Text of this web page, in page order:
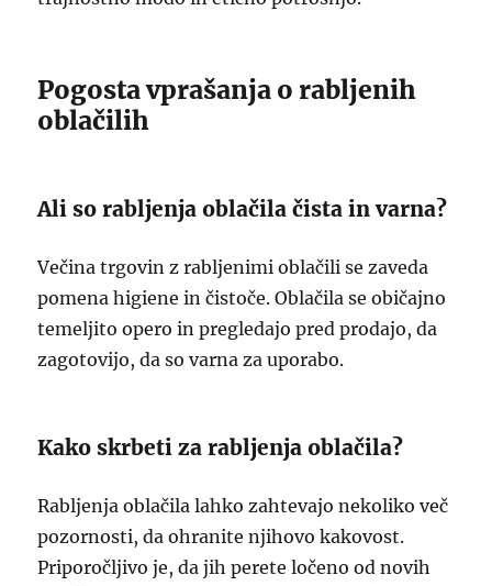
Pogosta vprašanja o rabljenih
oblačilih
Ali so rabljenja oblačila čista in varna?
Večina trgovin z rabljenimi oblačili se zaveda
pomena higiene in čistoče. Oblačila se običajno
temeljito opero in pregledajo pred prodajo, da
zagotovijo, da so varna za uporabo.
Kako skrbeti za rabljenja oblačila?
Rabljenja oblačila lahko zahtevajo nekoliko več
pozornosti, da ohranite njihovo kakovost.
Priporočljivo je, da jih perete ločeno od novih